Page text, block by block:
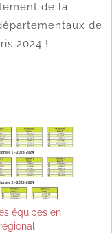
de la
de
2024 !
équipes en